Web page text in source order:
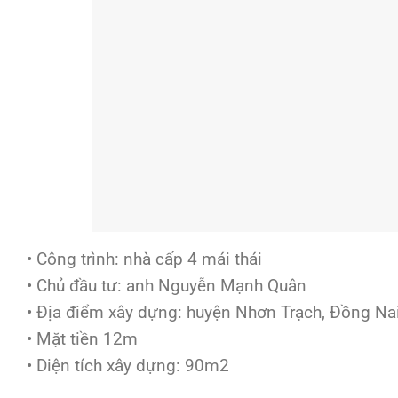
• Công trình: nhà cấp 4 mái thái
• Chủ đầu tư: anh Nguyễn Mạnh Quân
• Địa điểm xây dựng: huyện Nhơn Trạch, Đồng
• Mặt tiền 12m
• Diện tích xây dựng: 90m2